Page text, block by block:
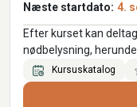
Næste startdato: 4.
Efter kurset kan
nødbelysning,
Kursuskatalog